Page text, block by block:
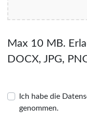
Max 10 MB.
DOCX, JPG,
Ich habe die
genommen.